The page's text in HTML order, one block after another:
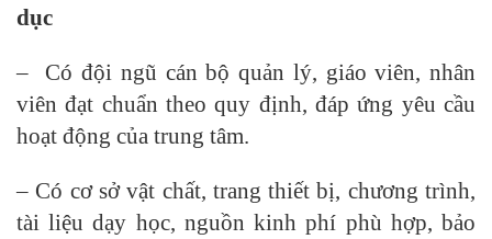
dục
– Có đội ngũ cán bộ quản lý, giáo viên, nhân
viên đạt chuẩn theo quy định, đáp ứng yêu cầu
hoạt động của trung tâm.
– Có cơ sở vật chất, trang thiết bị, chương trình,
tài liệu dạy học, nguồn kinh phí phù hợp, bảo